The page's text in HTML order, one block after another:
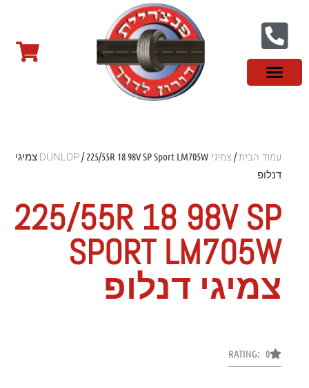
עמוד הבית/צמיגי DUNLOP
/ 225/55R 18 98V SP Sport LM705W צמיגי
דנלופ
225/55R 18 98V SP
SPORT LM705W
צמיגי דנלופ
RATING: 0